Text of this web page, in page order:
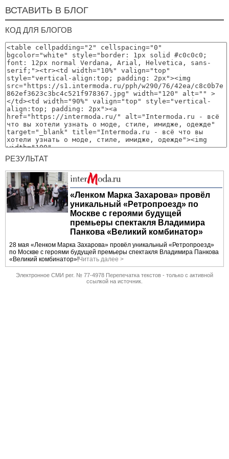
ВСТАВИТЬ В БЛОГ
КОД ДЛЯ БЛОГОВ
РЕЗУЛЬТАТ
«Ленком Марка Захарова» провёл
уникальный «Ретропроезд» по
Москве с героями будущей
премьеры спектакля Владимира
Панкова «Великий комбинатор»
28 мая «Ленком Марка Захарова» провёл уникальный «Ретропроезд»
по Москве с героями будущей премьеры спектакля Владимира Панкова
«Великий комбинатор»!Читать далее >
Электронное СМИ рег. № 77-4978 Перепечатка текстов - только с активной
ссылкой на источник.